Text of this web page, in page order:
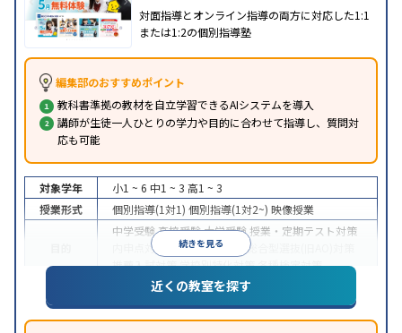
対面指導とオンライン指導の両方に対応した1:1
または1:2の個別指導塾
編集部のおすすめポイント
教科書準拠の教材を自立学習できるAIシステムを導入
講師が生徒一人ひとりの学力や目的に合わせて指導し、質問対
応も可能
続きを見る
対象学年 小1 ~ 6 中1 ~ 3 高1 ~ 3
授業形式
個別指導(1対1) 個別指導(1対2~) 映像授業
中学受験高校受験大学受験 授業・定期テスト対策
内申点対策
学習習慣の定着
総合型選抜(旧AO)対策
推薦入試対策学校別特化対策各種検定対策
特徴
授業の振替可能学習にPC・タブレットを利用
ライン対応1科目から受講可能季節講習のみの受講
可
近くの教室を探す